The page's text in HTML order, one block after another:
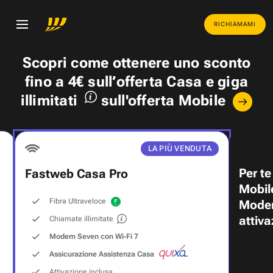
RICHIAMAMI
Scopri come ottenere uno sconto
fino a 4€ sull’offerta Casa egiga
illimitati
sull'offerta Mobile
LA PIÙ VENDUTA
Fastweb Casa Pro
Fibra Ultraveloce
Chiamate illimitate
Modem Seven con Wi‑Fi 7
Assicurazione Assistenza Casa
Per